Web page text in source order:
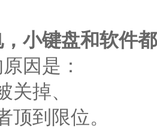
小键盘和软件
因是：
关掉、
顶到限位。